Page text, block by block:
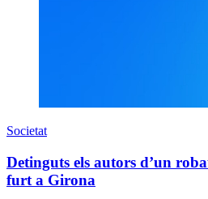
Societat
Detinguts els autors d’un
furt a Girona